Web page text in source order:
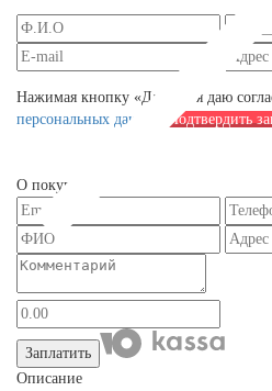
Нажимая кнопку «Далее», я даю
персональных данных
Подтвердить
О покупателе
Заплатить
Описание